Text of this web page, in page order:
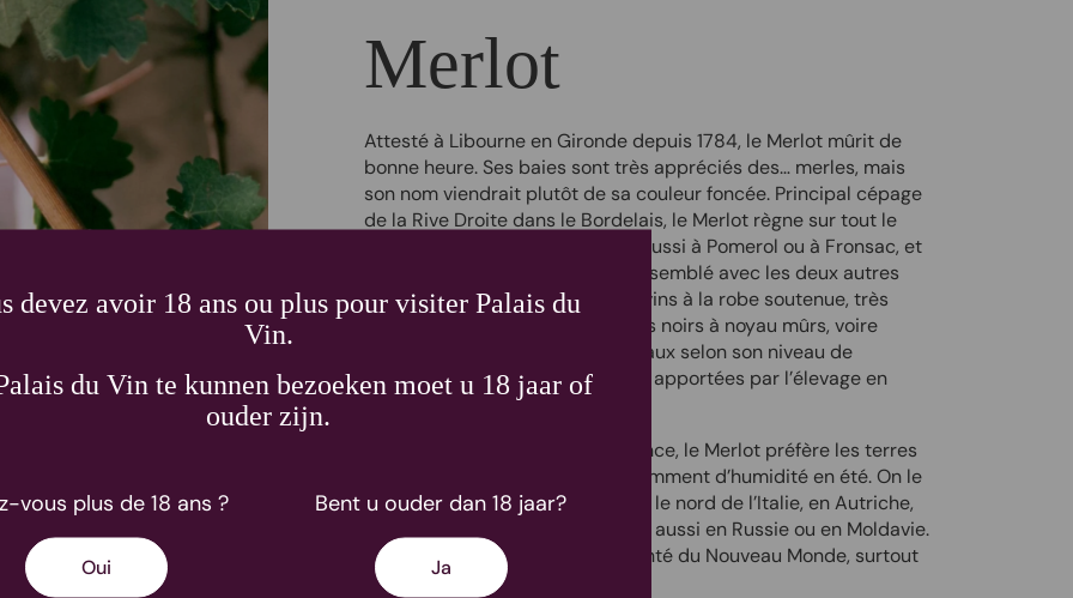
devez avoir 18 ans ou plus pour visiter Palais du
Vin.
du Vin te kunnen bezoeken moet u 18 jaar of
ouder zijn.
vous plus de 18 ans ?
Oui
Bent u ouder dan 18 jaar?
Ja
Merlot
Attesté à Libourne en Gironde depuis 1784, le Merlot mûrit de
bonne heure. Ses baies sont très appréciés des… merles, mais
son nom viendrait plutôt de sa couleur foncée. Principal cépage
de la Rive Droite dans le Bordelais, le Merlot règne sur tout le
vignoble saint-émilionais, mais aussi à Pomerol ou à Fronsac, et
Très souvent assemblé avec les deux autres
Cabernets, le Merlot donne des vins à la robe soutenue, très
foncée avec des arômes de fruits noirs à noyau mûrs, voire
confiturés, floraux, parfois végétaux selon son niveau de
maturité ainsi qu’avec des notes apportées par l’élevage en
Cépage le plus populaire en France, le Merlot préfère les terres
fraîches qui ont conservé suffisamment d’humidité en été. On le
retrouve donc logiquement dans le nord de l’Italie, en Autriche,
en Croatie ou en Roumanie, mais aussi en Russie ou en Moldavie.
C’est aussi le cépage le plus planté du Nouveau Monde, surtout
depuis une vingtaine d’années.